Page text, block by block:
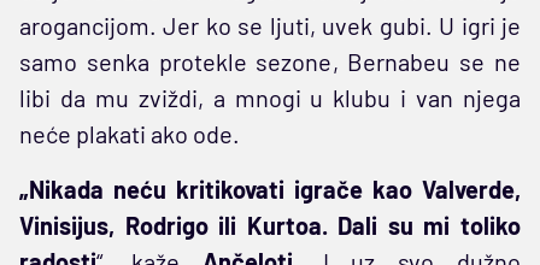
arogancijom. Jer ko se ljuti, uvek gubi. U igri je
samo senka protekle sezone, Bernabeu se ne
libi da mu zviždi, a mnogi u klubu i van njega
neće plakati ako ode.
„Nikada neću kritikovati igrače kao Valverde,
Vinisijus, Rodrigo ili Kurtoa. Dali su mi toliko